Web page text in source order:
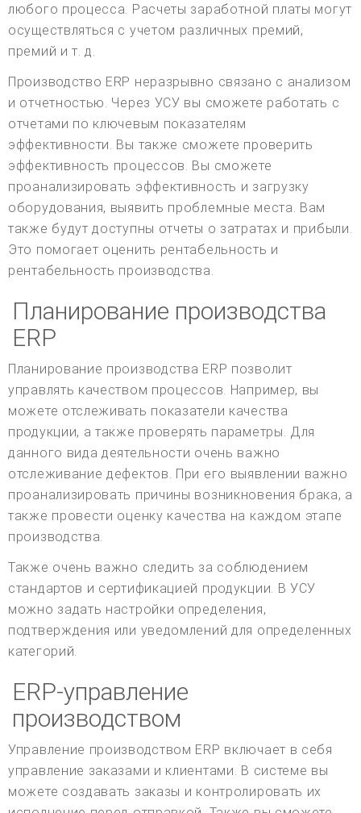
любого процесса. Расчеты заработной платы могут
осуществляться с учетом различных премий,
премий и т. д.
Производство ERP неразрывно связано с анализом
и отчетностью. Через УСУ вы сможете работать с
отчетами по ключевым показателям
эффективности. Вы также сможете проверить
эффективность процессов. Вы сможете
проанализировать эффективность и загрузку
оборудования, выявить проблемные места. Вам
также будут доступны отчеты о затратах и прибыли.
Это помогает оценить рентабельность и
рентабельность производства.
Планирование производства
ERP
Планирование производства ERP позволит
управлять качеством процессов. Например, вы
можете отслеживать показатели качества
продукции, а также проверять параметры. Для
данного вида деятельности очень важно
отслеживание дефектов. При его выявлении важно
проанализировать причины возникновения брака, а
также провести оценку качества на каждом этапе
производства.
Также очень важно следить за соблюдением
стандартов и сертификацией продукции. В УСУ
можно задать настройки определения,
подтверждения или уведомлений для определенных
категорий.
ERP-управление
производством
Управление производством ERP включает в себя
управление заказами и клиентами. В системе вы
можете создавать заказы и контролировать их